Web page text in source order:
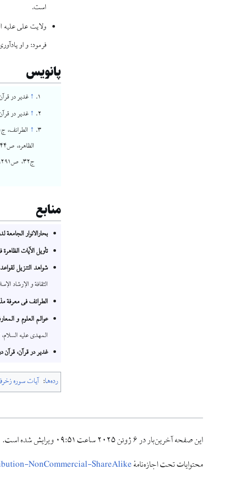
است.
فرمود: و او
پانویس
↑ غدیر در قرآن،
↑ غدیر در قرآن،
↑
منابع
بحارالانوار الجامعة
تأویل الآیات
شواهد التنزیل
الثقافة و الإرشاد
الطرائف فی معرفة
عوالم العلوم و
المهدی علیه السلام، ۱۳۸۲ش.
غدیر در قرآن، قرآن
رده‌ها: آیات سوره
این صفحه آخرین‌بار در ‏۶ ژوئن ۲۰۲۵ ساعت ‏۰۹:۵۱ ویرایش شده است.
محتوایات تحت اجازه‌نامهٔNonCommercial-ShareAlike